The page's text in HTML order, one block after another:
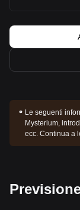
Le seguenti
Mysterium,
ecc. Continua a